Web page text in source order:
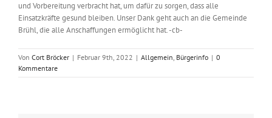
und Vorbereitung verbracht hat, um dafür zu sorgen, dass alle
Einsatzkräfte gesund bleiben. Unser Dank geht auch an die Gemeinde
Brühl, die alle Anschaffungen ermöglicht hat. -cb-
Von Cort Bröcker | Februar 9th, 2022 | Allgemein, Bürgerinfo | 0
Kommentare